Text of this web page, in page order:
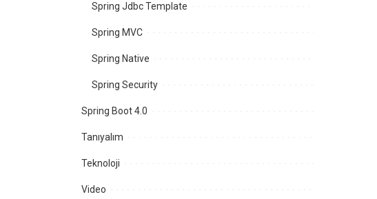
Spring Jdbc Template
Spring MVC
Spring Native
Spring Security
Spring Boot 4.0
Tanıyalım
Teknoloji
Video